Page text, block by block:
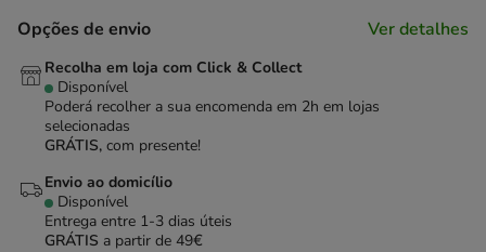
Opções de envio Ver detalhes
Recolha em loja com Click & Collect
Disponível
Poderá recolher a sua encomenda em 2h em lojas
selecionadas
GRÁTIS, com presente!
Envio ao domicílio
Disponível
Entrega entre 1-3 dias úteis
GRÁTIS a partir de 49€